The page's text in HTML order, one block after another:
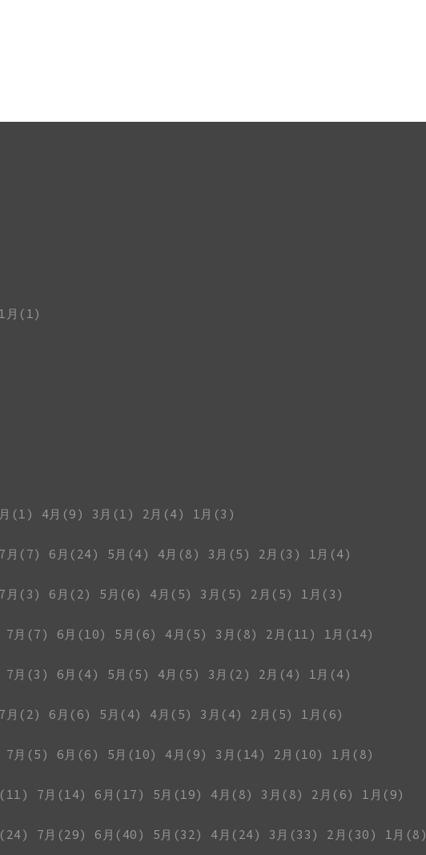
1月(1)
(1) 4月(9) 3月(1) 2月(4)
1月(3)
7月(7) 6月(24) 5月(4) 4月(8) 3月(5) 2月(3)
1月(4)
7月(3) 6月(2) 5月(6) 4月(5) 3月(5) 2月(5)
1月(3)
7月(7) 6月(10) 5月(6) 4月(5) 3月(8) 2月(11)
1月(14)
7月(3) 6月(4) 5月(5) 4月(5) 3月(2) 2月(4)
1月(4)
7月(2) 6月(6) 5月(4) 4月(5) 3月(4) 2月(5)
1月(6)
7月(5) 6月(6) 5月(10) 4月(9) 3月(14) 2月(10)
1月(8)
7月(14) 6月(17) 5月(19) 4月(8) 3月(8) 2月(6)
1月(9)
7月(29) 6月(40) 5月(32) 4月(24) 3月(33) 2月(30)
1月(8)